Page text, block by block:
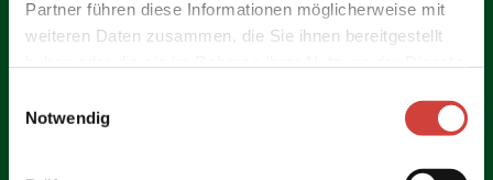
Partner führen diese Informationen möglicherweise mit
weiteren Daten zusammen, die Sie ihnen bereitgestellt
Notwendig
(2) Recht auf Bestätigung
Sie haben das Recht, von dem Verantwortlichen eine
Kontaktdaten verlangen.